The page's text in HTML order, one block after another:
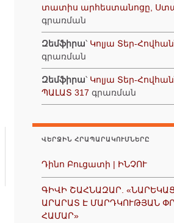
տատիս արհեստանոցը,
գրառման
Զեմֆիրա՝ Կոլյա Տեր-
գրառման
Զեմֆիրա՝ Կոլյա Տեր-
ՊԱԼԱՏ 317 գրառման
ՎԵՐՋԻՆ ՀՐԱՊԱՐԱԿՈՒՄՆԵՐԸ
Դինո Բուցատի | ԻՆՉՈՒ
ԳԻՎԻ ՇԱՀՆԱԶԱՐ.
ԱՐԱՐԱՏ Է ՄԱՐԴԿՈՒԹՅԱՆ
ՀԱՄԱՐ»